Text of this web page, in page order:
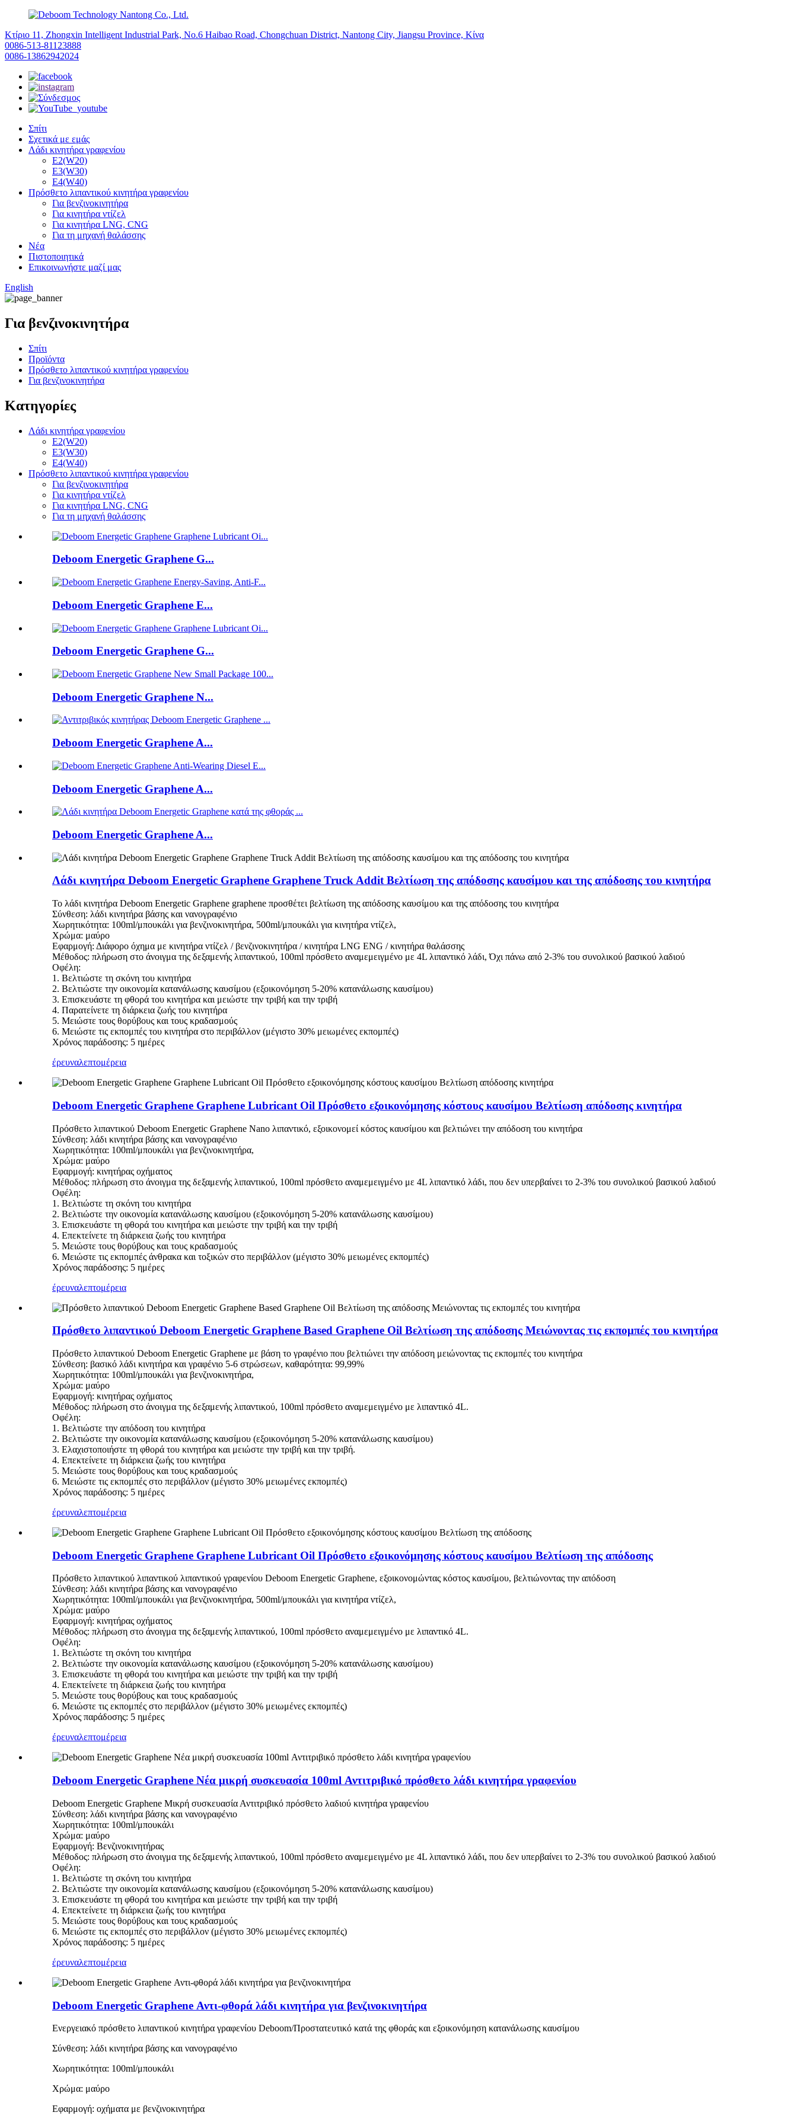
Κτίριο 11, Zhongxin Intelligent Industrial Park, No.6 Haibao Road, Chongchuan District, Nantong City, Jiangsu Province, Κίνα
0086-513-81123888
0086-13862942024
Σπίτι
Σχετικά με εμάς
Λάδι κινητήρα γραφενίου
E2(W20)
E3(W30)
E4(W40)
Πρόσθετο λιπαντικού κινητήρα γραφενίου
Για βενζινοκινητήρα
Για κινητήρα ντίζελ
Για κινητήρα LNG, CNG
Για τη μηχανή θαλάσσης
Νέα
Πιστοποιητικά
Επικοινωνήστε μαζί μας
English
Για βενζινοκινητήρα
Σπίτι
Προϊόντα
Πρόσθετο λιπαντικού κινητήρα γραφενίου
Για βενζινοκινητήρα
Κατηγορίες
Λάδι κινητήρα γραφενίου
E2(W20)
E3(W30)
E4(W40)
Πρόσθετο λιπαντικού κινητήρα γραφενίου
Για βενζινοκινητήρα
Για κινητήρα ντίζελ
Για κινητήρα LNG, CNG
Για τη μηχανή θαλάσσης
Deboom Energetic Graphene G...
Deboom Energetic Graphene E...
Deboom Energetic Graphene G...
Deboom Energetic Graphene N...
Deboom Energetic Graphene A...
Deboom Energetic Graphene A...
Deboom Energetic Graphene A...
Λάδι κινητήρα Deboom Energetic Graphene Graphene Truck Addit Βελτίωση της απόδοσης καυσίμου και της απόδοσης του κινητήρα
Το λάδι κινητήρα Deboom Energetic Graphene graphene προσθέτει βελτίωση της απόδοσης καυσίμου και της απόδοσης του κινητήρα
Σύνθεση: λάδι κινητήρα βάσης και νανογραφένιο
Χωρητικότητα: 100ml/μπουκάλι για βενζινοκινητήρα, 500ml/μπουκάλι για κινητήρα ντίζελ,
Χρώμα: μαύρο
Εφαρμογή: Διάφορο όχημα με κινητήρα ντίζελ / βενζινοκινητήρα / κινητήρα LNG ENG / κινητήρα θαλάσσης
Μέθοδος: πλήρωση στο άνοιγμα της δεξαμενής λιπαντικού, 100ml πρόσθετο αναμεμειγμένο με 4L λιπαντικό λάδι, Όχι πάνω από 2-3% του συνολικού βασικού λαδιού
Οφέλη:
1. Βελτιώστε τη σκόνη του κινητήρα
2. Βελτιώστε την οικονομία κατανάλωσης καυσίμου (εξοικονόμηση 5-20% κατανάλωσης καυσίμου)
3. Επισκευάστε τη φθορά του κινητήρα και μειώστε την τριβή και την τριβή
4. Παρατείνετε τη διάρκεια ζωής του κινητήρα
5. Μειώστε τους θορύβους και τους κραδασμούς
6. Μειώστε τις εκπομπές του κινητήρα στο περιβάλλον (μέγιστο 30% μειωμένες εκπομπές)
Χρόνος παράδοσης: 5 ημέρες
έρευναλεπτομέρεια
Deboom Energetic Graphene Graphene Lubricant Oil Πρόσθετο εξοικονόμησης κόστους καυσίμου Βελτίωση απόδοσης κινητήρα
Πρόσθετο λιπαντικού Deboom Energetic Graphene Nano λιπαντικό, εξοικονομεί κόστος καυσίμου και βελτιώνει την απόδοση του κινητήρα
Σύνθεση: λάδι κινητήρα βάσης και νανογραφένιο
Χωρητικότητα: 100ml/μπουκάλι για βενζινοκινητήρα,
Χρώμα: μαύρο
Εφαρμογή: κινητήρας οχήματος
Μέθοδος: πλήρωση στο άνοιγμα της δεξαμενής λιπαντικού, 100ml πρόσθετο αναμεμειγμένο με 4L λιπαντικό λάδι, που δεν υπερβαίνει το 2-3% του συνολικού βασικού λαδιού
Οφέλη:
1. Βελτιώστε τη σκόνη του κινητήρα
2. Βελτιώστε την οικονομία κατανάλωσης καυσίμου (εξοικονόμηση 5-20% κατανάλωσης καυσίμου)
3. Επισκευάστε τη φθορά του κινητήρα και μειώστε την τριβή και την τριβή
4. Επεκτείνετε τη διάρκεια ζωής του κινητήρα
5. Μειώστε τους θορύβους και τους κραδασμούς
6. Μειώστε τις εκπομπές άνθρακα και τοξικών στο περιβάλλον (μέγιστο 30% μειωμένες εκπομπές)
Χρόνος παράδοσης: 5 ημέρες
έρευναλεπτομέρεια
Πρόσθετο λιπαντικού Deboom Energetic Graphene Based Graphene Oil Βελτίωση της απόδοσης Μειώνοντας τις εκπομπές του κινητήρα
Πρόσθετο λιπαντικού Deboom Energetic Graphene με βάση το γραφένιο που βελτιώνει την απόδοση μειώνοντας τις εκπομπές του κινητήρα
Σύνθεση: βασικό λάδι κινητήρα και γραφένιο 5-6 στρώσεων, καθαρότητα: 99,99%
Χωρητικότητα: 100ml/μπουκάλι για βενζινοκινητήρα,
Χρώμα: μαύρο
Εφαρμογή: κινητήρας οχήματος
Μέθοδος: πλήρωση στο άνοιγμα της δεξαμενής λιπαντικού, 100ml πρόσθετο αναμεμειγμένο με λιπαντικό 4L.
Οφέλη:
1. Βελτιώστε την απόδοση του κινητήρα
2. Βελτιώστε την οικονομία κατανάλωσης καυσίμου (εξοικονόμηση 5-20% κατανάλωσης καυσίμου)
3. Ελαχιστοποιήστε τη φθορά του κινητήρα και μειώστε την τριβή και την τριβή.
4. Επεκτείνετε τη διάρκεια ζωής του κινητήρα
5. Μειώστε τους θορύβους και τους κραδασμούς
6. Μειώστε τις εκπομπές στο περιβάλλον (μέγιστο 30% μειωμένες εκπομπές)
Χρόνος παράδοσης: 5 ημέρες
έρευναλεπτομέρεια
Deboom Energetic Graphene Graphene Lubricant Oil Πρόσθετο εξοικονόμησης κόστους καυσίμου Βελτίωση της απόδοσης
Πρόσθετο λιπαντικού λιπαντικού λιπαντικού γραφενίου Deboom Energetic Graphene, εξοικονομώντας κόστος καυσίμου, βελτιώνοντας την απόδοση
Σύνθεση: λάδι κινητήρα βάσης και νανογραφένιο
Χωρητικότητα: 100ml/μπουκάλι για βενζινοκινητήρα, 500ml/μπουκάλι για κινητήρα ντίζελ,
Χρώμα: μαύρο
Εφαρμογή: κινητήρας οχήματος
Μέθοδος: πλήρωση στο άνοιγμα της δεξαμενής λιπαντικού, 100ml πρόσθετο αναμεμειγμένο με λιπαντικό 4L.
Οφέλη:
1. Βελτιώστε τη σκόνη του κινητήρα
2. Βελτιώστε την οικονομία κατανάλωσης καυσίμου (εξοικονόμηση 5-20% κατανάλωσης καυσίμου)
3. Επισκευάστε τη φθορά του κινητήρα και μειώστε την τριβή και την τριβή
4. Επεκτείνετε τη διάρκεια ζωής του κινητήρα
5. Μειώστε τους θορύβους και τους κραδασμούς
6. Μειώστε τις εκπομπές στο περιβάλλον (μέγιστο 30% μειωμένες εκπομπές)
Χρόνος παράδοσης: 5 ημέρες
έρευναλεπτομέρεια
Deboom Energetic Graphene Νέα μικρή συσκευασία 100ml Αντιτριβικό πρόσθετο λάδι κινητήρα γραφενίου
Deboom Energetic Graphene Μικρή συσκευασία Αντιτριβικό πρόσθετο λαδιού κινητήρα γραφενίου
Σύνθεση: λάδι κινητήρα βάσης και νανογραφένιο
Χωρητικότητα: 100ml/μπουκάλι
Χρώμα: μαύρο
Εφαρμογή: Βενζινοκινητήρας
Μέθοδος: πλήρωση στο άνοιγμα της δεξαμενής λιπαντικού, 100ml πρόσθετο αναμεμειγμένο με 4L λιπαντικό λάδι, που δεν υπερβαίνει το 2-3% του συνολικού βασικού λαδιού
Οφέλη:
1. Βελτιώστε τη σκόνη του κινητήρα
2. Βελτιώστε την οικονομία κατανάλωσης καυσίμου (εξοικονόμηση 5-20% κατανάλωσης καυσίμου)
3. Επισκευάστε τη φθορά του κινητήρα και μειώστε την τριβή και την τριβή
4. Επεκτείνετε τη διάρκεια ζωής του κινητήρα
5. Μειώστε τους θορύβους και τους κραδασμούς
6. Μειώστε τις εκπομπές στο περιβάλλον (μέγιστο 30% μειωμένες εκπομπές)
Χρόνος παράδοσης: 5 ημέρες
έρευναλεπτομέρεια
Deboom Energetic Graphene Αντι-φθορά λάδι κινητήρα για βενζινοκινητήρα
Ενεργειακό πρόσθετο λιπαντικού κινητήρα γραφενίου Deboom/Προστατευτικό κατά της φθοράς και εξοικονόμηση κατανάλωσης καυσίμου
Σύνθεση: λάδι κινητήρα βάσης και νανογραφένιο
Χωρητικότητα: 100ml/μπουκάλι
Χρώμα: μαύρο
Εφαρμογή: οχήματα με βενζινοκινητήρα